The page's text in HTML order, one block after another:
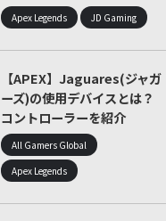
Apex Legends JD Gaming
【APEX】Jaguares(ジャガ
ーズ)の使用デバイスとは？
コントローラーを紹介
All Gamers Global
Apex Legends